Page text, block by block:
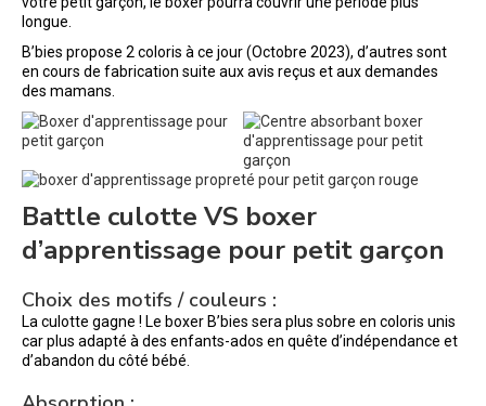
longue.
B’bies propose 2 coloris à ce jour (Octobre 2023), d’autres sont
en cours de fabrication suite aux avis reçus et aux demandes
des mamans.
Battle culotte VS boxer
d’apprentissage pour petit garçon
Choix des motifs / couleurs :
La culotte gagne ! Le boxer B’bies sera plus sobre en coloris unis
car plus adapté à des enfants-ados en quête d’indépendance et
d’abandon du côté bébé.